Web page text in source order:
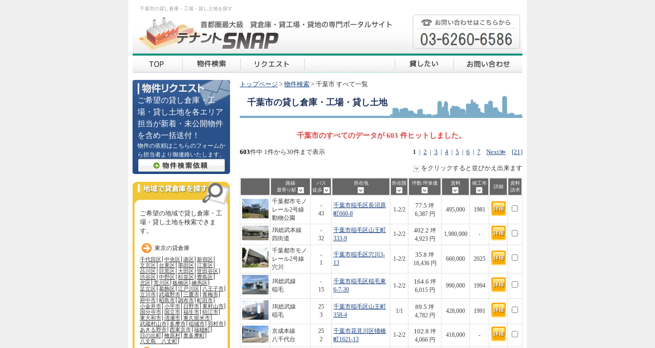
千葉市の貸し倉庫・工場・貸し土地を探す
ご希望の貸し倉庫・工
場・貸し土地を各エリア
担当が新着・未公開物件
を含め一括送付！
物件の依頼はこちらのフォームか
ら担当者より御連絡いたします。
ご希望の地域で貸し倉庫・工
場・貸し土地を検索できま
す。
東京の貸倉庫
千代田区 中央区 港区 新宿区
文京区 台東区 墨田区 江東区
品川区 目黒区 大田区 世田谷区
渋谷区 中野区 杉並区 豊島区
北区 荒川区 板橋区 練馬区
足立区 葛飾区 江戸川区
八王子市
立川市 武蔵野市 三鷹市 青梅市
府中市 昭島市 調布市 町田市
小金井市 小平市 日野市 東村山市
国分寺市
国立市 福生市 狛江市
東大和市 清瀬市 東久留米市
武蔵村山市 多摩市 稲城市 羽村市
あきる野市 西東京市 瑞穂町
日の出町 檜原村 奥多摩町
八丈島 八丈町
トップページ > 物件検索 > 千葉市 すべて一覧
千葉市の貸し倉庫・工場・貸し土地
千葉市のすべてのデータが 603 件ヒットしました。
1 2 3 4 5 6 7 Next≫ [21]
603件中 1件から30件まで表示
をクリックすると並びかえ出来ます
路線
最寄り駅
バス
徒歩
所在地 所在階 坪数/坪単価 賃料 竣工年
詳細
資料
請求
千葉都市モノ
レール2号線
動物公園
-
43
千葉市稲毛区長沼原
町660-8
1-2/2
77.5 坪
6,387 円
495,000 1981
JR総武本線
四街道
-
32
千葉市稲毛区山王町
333-9
1-2/2
402.2 坪
4,923 円
1,980,000 -
千葉都市モノ
レール2号線
穴川
-
1
千葉市稲毛区穴川3-
13
1-2/2
35.8 坪
18,436 円
660,000 2025
JR総武線
稲毛
-
15
千葉市稲毛区稲毛東
6-7-30
1-2/2
164.6 坪
6,015 円
990,000 1994
JR総武線
稲毛
25
3
千葉市稲毛区山王町
358-4
1/1
89.5 坪
4,782 円
428,000 1991
京成本線
八千代台
25
2
千葉市花見川区犢橋
町1621-13
1-2/2
102.8 坪
4,066 円
418,000 -